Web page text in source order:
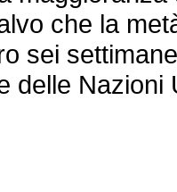
che la
sei
delle